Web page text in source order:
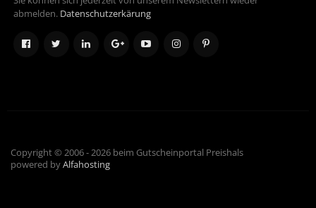
abmelden. Datenschutzerkärung
Copyright © 2006 - 2026 beim Gutscheinportal Preishals
powered byAlfahosting